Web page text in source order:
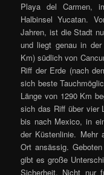
Playa del Carmen,
Halbinsel Yucatan.
Jahren, ist die Stadt
und liegt genau in
Km) südlich von
Riff der Erde (nach
sich beste
Länge von 1290 Km
sich das Riff über vier
bis nach Mexico, in
der Küstenlinie. Mehr
Ort ansässig.
gibt es große
Sicherheit. Nicht nur